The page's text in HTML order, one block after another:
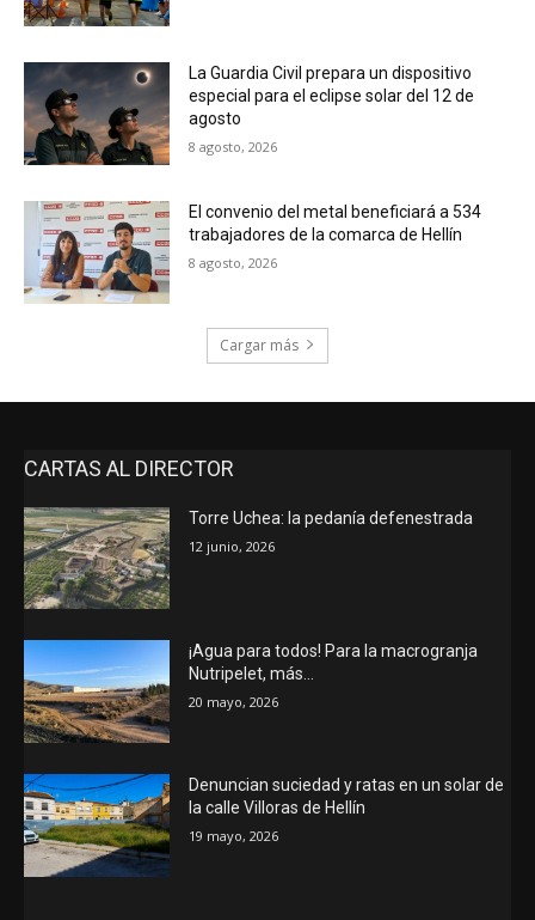
La Guardia Civil prepara un dispositivo
especial para el eclipse solar del 12 de
agosto
8 agosto, 2026
El convenio del metal beneficiará a 534
trabajadores de la comarca de Hellín
8 agosto, 2026
Cargar más
CARTAS AL DIRECTOR
Torre Uchea: la pedanía defenestrada
12 junio, 2026
¡Agua para todos! Para la macrogranja
Nutripelet, más…
20 mayo, 2026
Denuncian suciedad y ratas en un solar de
la calle Villoras de Hellín
19 mayo, 2026